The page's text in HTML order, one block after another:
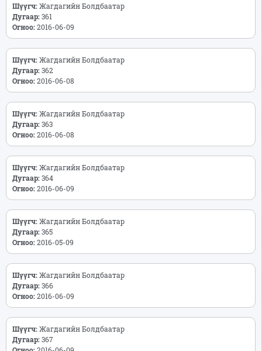
Шүүгч:Жагдагийн Болдбаатар
Дугаар:361
Огноо:2016-06-09
Шүүгч:Жагдагийн Болдбаатар
Дугаар:362
Огноо:2016-06-08
Шүүгч:Жагдагийн Болдбаатар
Дугаар:363
Огноо:2016-06-08
Шүүгч:Жагдагийн Болдбаатар
Дугаар:364
Огноо:2016-06-09
Шүүгч:Жагдагийн Болдбаатар
Дугаар:365
Огноо:2016-05-09
Шүүгч:Жагдагийн Болдбаатар
Дугаар:366
Огноо:2016-06-09
Шүүгч:Жагдагийн Болдбаатар
Дугаар:367